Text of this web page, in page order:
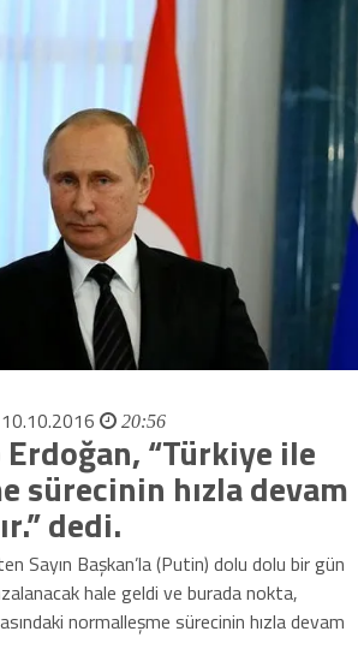
10.10.2016 20:56
“Türkiye ile
sürecinin hızla devam
dedi.
Sayın Başkan’la (Putin) dolu dolu bir gün
hale geldi ve burada nokta,
normalleşme sürecinin hızla devam